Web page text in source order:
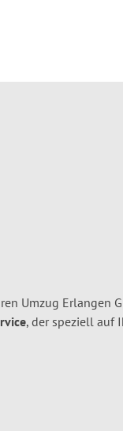
Umzug Erlangen
, der speziell auf